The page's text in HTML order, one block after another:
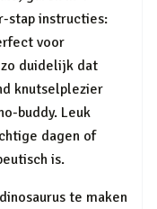
stap instructies:
voor
duidelijk dat
knutselplezier
buddy. Leuk
dagen of
is.
te maken